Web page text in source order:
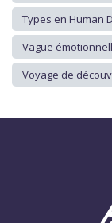
Types en Human
Vague
Voyage de